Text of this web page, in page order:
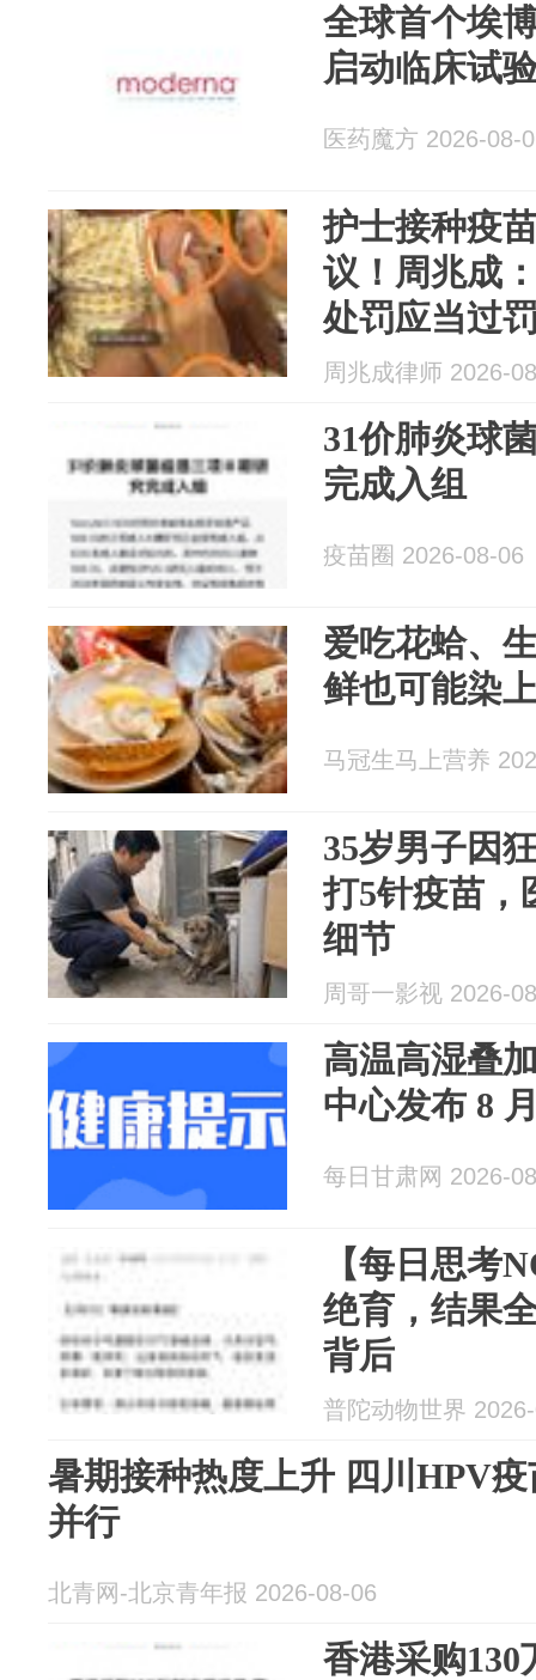
全球首个埃
启动临床试
医药魔方 2026-08-
护士接种疫
议！周兆成
处罚应当过
周兆成律师 2026-
31价肺炎球
完成入组
疫苗圈 2026-08-06
爱吃花蛤、
鲜也可能染
马冠生马上营养
35岁男子因
打5针疫苗，
细节
周哥一影视 2026-
高温高湿叠
中心发布 8
每日甘肃网 2026-
【每日思考
绝育，结果
背后
普陀动物世界
暑期接种热度上升 四川HPV
并行
北青网-北京青年报 2026-08-06
香港采购130